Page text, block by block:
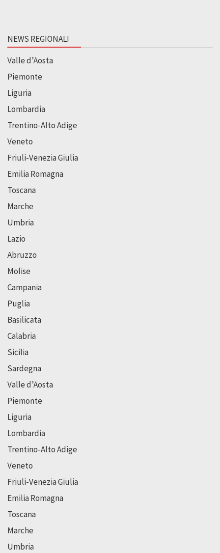
NEWS REGIONALI
Valle d’Aosta
Piemonte
Liguria
Lombardia
Trentino-Alto Adige
Veneto
Friuli-Venezia Giulia
Emilia Romagna
Toscana
Marche
Umbria
Lazio
Abruzzo
Molise
Campania
Puglia
Basilicata
Calabria
Sicilia
Sardegna
Valle d’Aosta
Piemonte
Liguria
Lombardia
Trentino-Alto Adige
Veneto
Friuli-Venezia Giulia
Emilia Romagna
Toscana
Marche
Umbria